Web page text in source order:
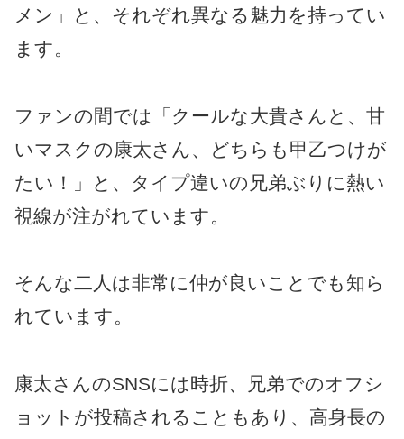
メン」と、それぞれ異なる魅力を持ってい
ます。
ファンの間では「クールな大貴さんと、甘
いマスクの康太さん、どちらも甲乙つけが
たい！」と、タイプ違いの兄弟ぶりに熱い
視線が注がれています。
そんな二人は非常に仲が良いことでも知ら
れています。
康太さんのSNSには時折、兄弟でのオフシ
ョットが投稿されることもあり、高身長の